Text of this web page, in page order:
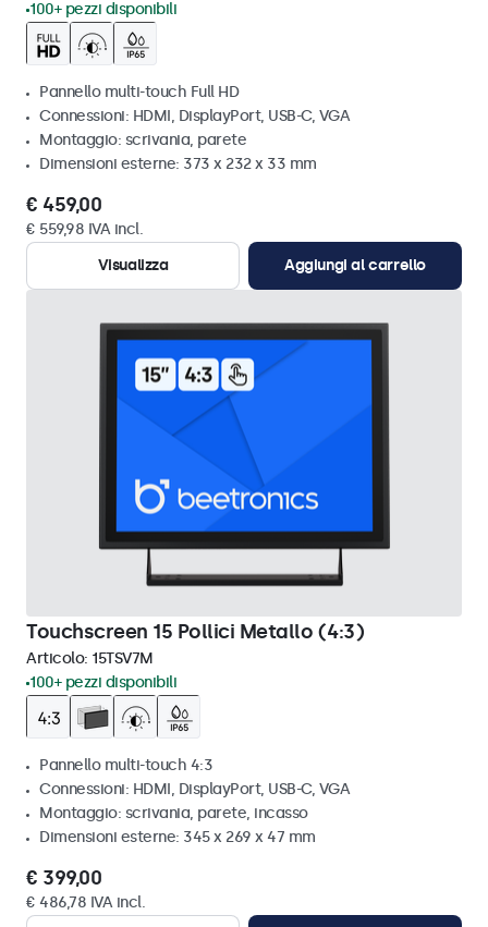
100+ pezzi disponibili
Pannello multi-touch Full HD
Connessioni: HDMI, DisplayPort, USB-C, VGA
Montaggio: scrivania, parete
Dimensioni esterne: 373 x 232 x 33 mm
€ 459,00
€ 559,98 IVA incl.
Visualizza
Aggiungi al carrello
Touchscreen 15 Pollici Metallo (4:3)
Articolo: 15TSV7M
100+ pezzi disponibili
Pannello multi-touch 4:3
Connessioni: HDMI, DisplayPort, USB-C, VGA
Montaggio: scrivania, parete, incasso
Dimensioni esterne: 345 x 269 x 47 mm
€ 399,00
€ 486,78 IVA incl.